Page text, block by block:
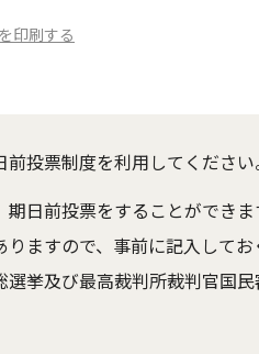
印刷する
投票制度を利用してください
日前投票をすることができま
ますので、事前に記入して
挙及び最高裁判所裁判官国